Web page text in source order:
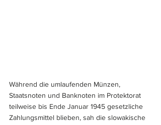
Während die umlaufenden Münzen,
Staatsnoten und Banknoten im Protektorat
teilweise bis Ende Januar 1945 gesetzliche
Zahlungsmittel blieben, sah die slowakische